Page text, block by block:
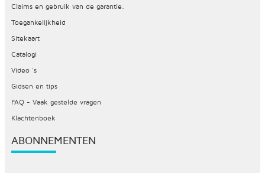
Claims en gebruik van de garantie.
Toegankelijkheid
Sitekaart
Catalogi
Video 's
Gidsen en tips
FAQ - Vaak gestelde vragen
Klachtenboek
ABONNEMENTEN